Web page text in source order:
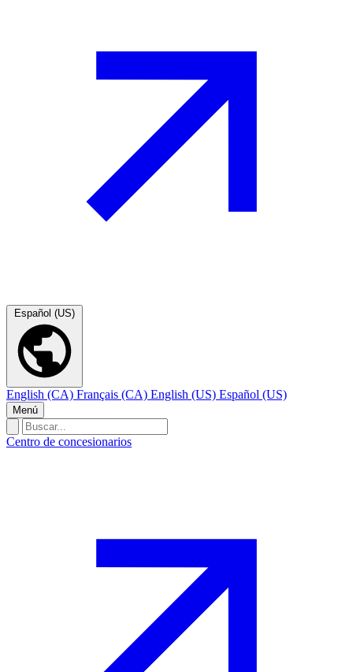
Español (US)
English (CA) Français (CA) English (US) Español (US)
Menú
Centro de concesionarios